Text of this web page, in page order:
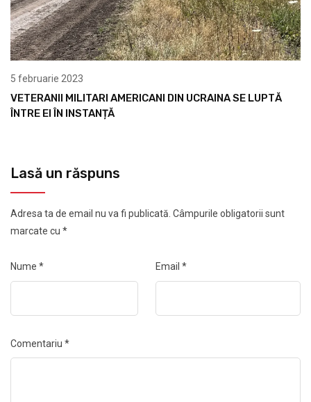
5 februarie 2023
VETERANII MILITARI AMERICANI DIN UCRAINA SE LUPTĂ
ÎNTRE EI ÎN INSTANȚĂ
Lasă un răspuns
Adresa ta de email nu va fi publicată. Câmpurile obligatorii sunt
marcate cu *
Nume * Email *
Comentariu *